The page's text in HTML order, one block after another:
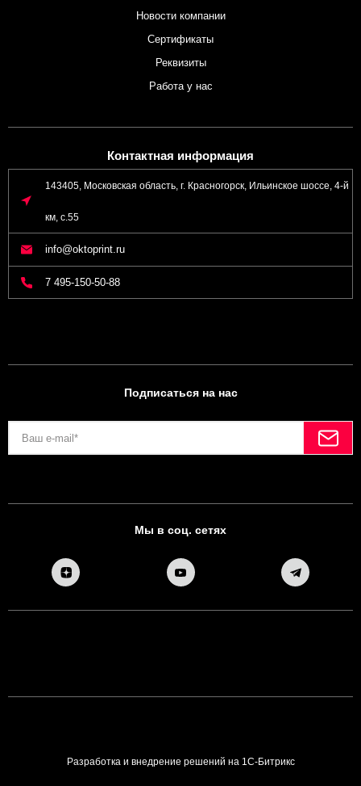
Новости компании
Сертификаты
Реквизиты
Работа у нас
Контактная информация
143405, Московская область, г. Красногорск, Ильинское шоссе, 4-й
км, с.55
info@oktoprint.ru
7 495-150-50-88
Подписаться на нас
Мы в соц. сетях
Разработка и внедрение решений на 1С-Битрикс